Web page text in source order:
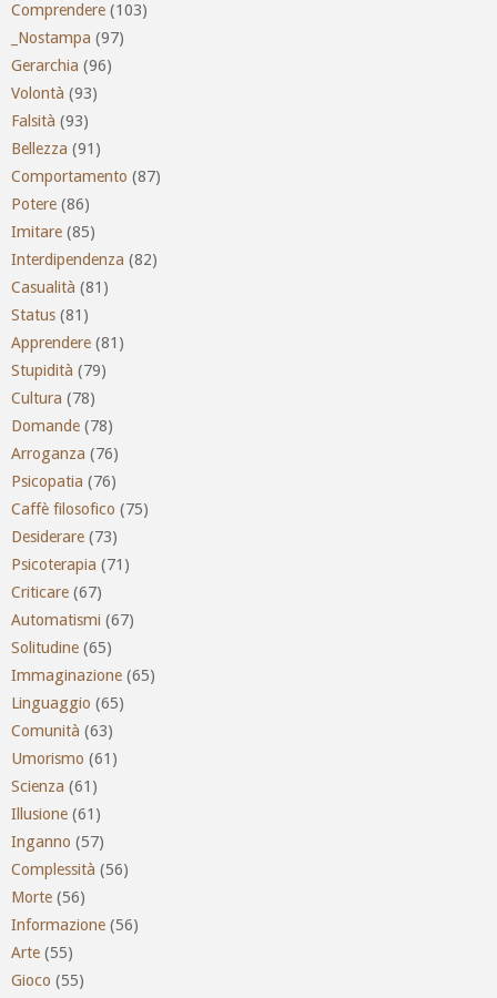
Comprendere (103)
_Nostampa (97)
Gerarchia (96)
Volontà (93)
Falsità (93)
Bellezza (91)
Comportamento (87)
Potere (86)
Imitare (85)
Interdipendenza (82)
Casualità (81)
Status (81)
Apprendere (81)
Stupidità (79)
Cultura (78)
Domande (78)
Arroganza (76)
Psicopatia (76)
Caffè filosofico (75)
Desiderare (73)
Psicoterapia (71)
Criticare (67)
Automatismi (67)
Solitudine (65)
Immaginazione (65)
Linguaggio (65)
Comunità (63)
Umorismo (61)
Scienza (61)
Illusione (61)
Inganno (57)
Complessità (56)
Morte (56)
Informazione (56)
Arte (55)
Gioco (55)